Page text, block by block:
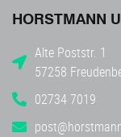
HORSTMANN
Alte Poststr. 1
57258
02734 7019